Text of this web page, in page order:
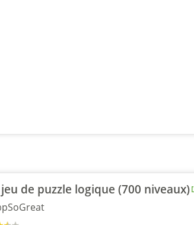
de puzzle logique (700 niveaux)